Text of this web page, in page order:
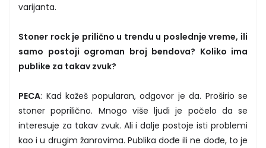
varijanta.
Stoner rock je prilično u trendu u poslednje vreme, ili
samo postoji ogroman broj bendova? Koliko ima
publike za takav zvuk?
PECA: Kad kažeš popularan, odgovor je da. Proširio se
stoner poprilično. Mnogo više ljudi je počelo da se
interesuje za takav zvuk. Ali i dalje postoje isti problemi
kao i u drugim žanrovima. Publika dođe ili ne dođe, to je